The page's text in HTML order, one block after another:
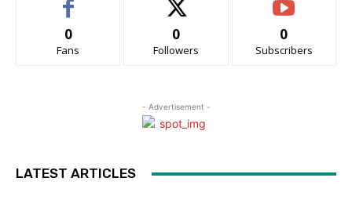
0
Fans
0
Followers
0
Subscribers
- Advertisement -
LATEST ARTICLES